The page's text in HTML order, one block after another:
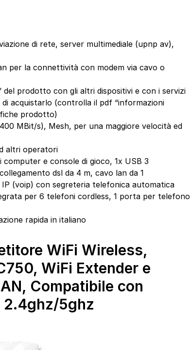
di rete, server multimediale (upnp av),
per la connettività con modem via cavo o
prodotto con gli altri dispositivi e con i servizi
acquistarlo (controlla il pdf “informazioni
prodotto)
MBit/s), Mesh, per una maggiore velocità ed
altri operatori
e console di gioco, 1x USB 3
dsl da 4 m, cavo lan da 1
(voip) con segreteria telefonica automatica
per 6 telefoni cordless, 1 porta per telefono
rapida in italiano
WiFi Wireless,
WiFi Extender e
Compatibile con
2.4ghz/5ghz